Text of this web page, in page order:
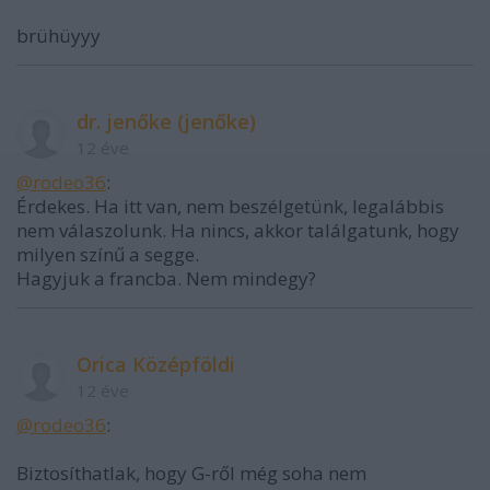
brühüyyy
dr. jenőke (jenőke)
@rodeo36:
Érdekes. Ha itt van, nem beszélgetünk, legalábbis
nem válaszolunk. Ha nincs, akkor találgatunk, hogy
milyen színű a segge.
Hagyjuk a francba. Nem mindegy?
Orica Középföldi
@rodeo36:
Biztosíthatlak, hogy G-ről még soha nem